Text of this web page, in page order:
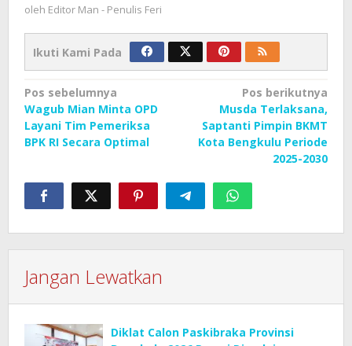
oleh Editor Man - Penulis Feri
Ikuti Kami Pada
Navigasi
pos
Pos sebelumnya
Wagub Mian Minta OPD
Layani Tim Pemeriksa
BPK RI Secara Optimal
Pos berikutnya
Musda Terlaksana,
Saptanti Pimpin BKMT
Kota Bengkulu Periode
2025-2030
Jangan Lewatkan
Diklat Calon Paskibraka Provinsi